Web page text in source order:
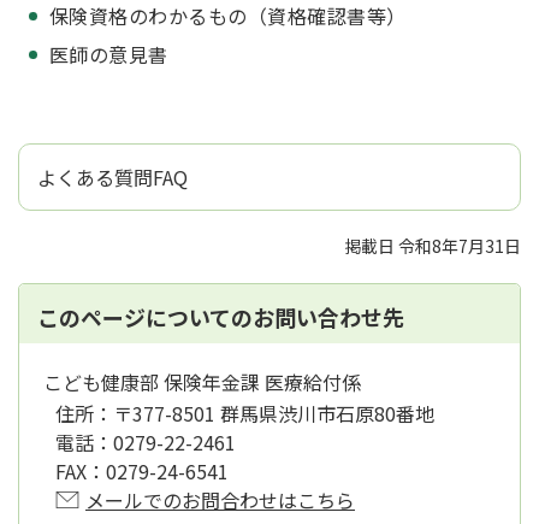
保険資格のわかるもの（資格確認書等）
医師の意見書
よくある質問FAQ
掲載日 令和8年7月31日
このページについてのお問い合わせ先
こども健康部 保険年金課 医療給付係
住所： 〒377-8501 群馬県渋川市石原80番地
電話： 0279-22-2461
FAX： 0279-24-6541
メールでのお問合わせはこちら